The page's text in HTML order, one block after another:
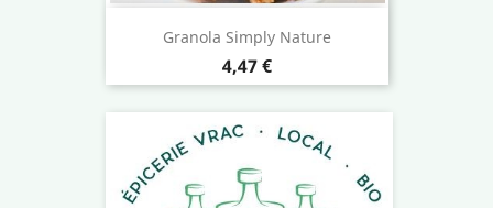
Granola Simply Nature
Prix
4,47 €